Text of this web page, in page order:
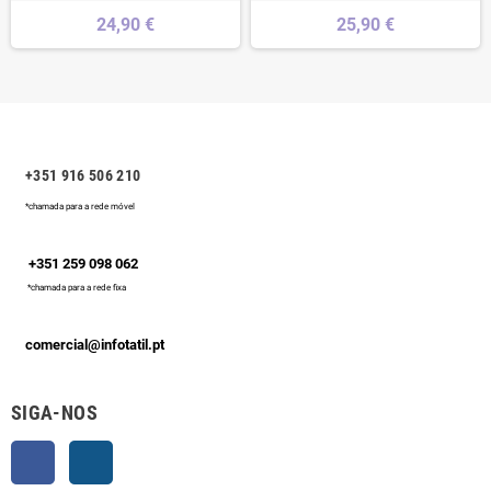
24,90 € 25,90 €
+351 916 506 210
*chamada para a rede móvel
+351 259 098 062
*chamada para a rede fixa
comercial@infotatil.pt
SIGA-NOS